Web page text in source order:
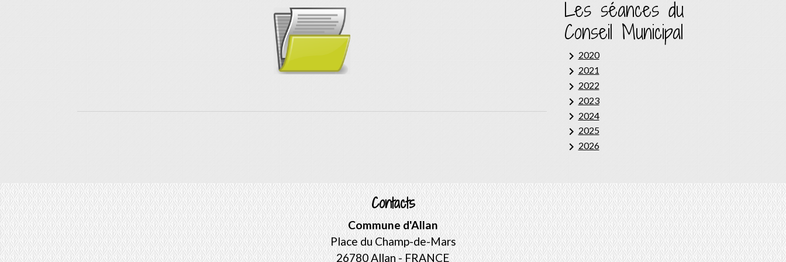
Les séances du
Conseil Municipal
keyboard_arrow_right2020
keyboard_arrow_right2021
keyboard_arrow_right2022
keyboard_arrow_right2023
keyboard_arrow_right2024
keyboard_arrow_right2025
keyboard_arrow_right2026
Contacts
Commune d'Allan
Place du Champ-de-Mars
26780 Allan - FRANCE